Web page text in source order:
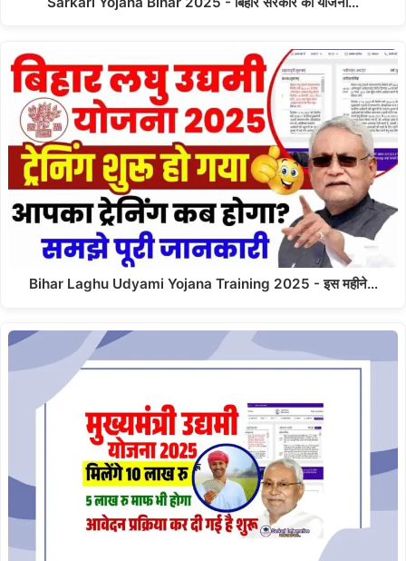
Bihar Laghu Udyami Yojana Training 2025 - इस महीने…